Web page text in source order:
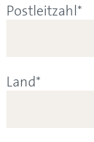
Postleitzahl*
Land*